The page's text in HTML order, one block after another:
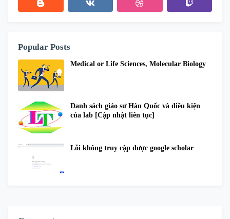
Popular Posts
Medical or Life Sciences, Molecular Biology
Danh sách giáo sư Hàn Quốc và điều kiện
của lab [Cập nhật liên tục]
Lỗi không truy cập được google scholar